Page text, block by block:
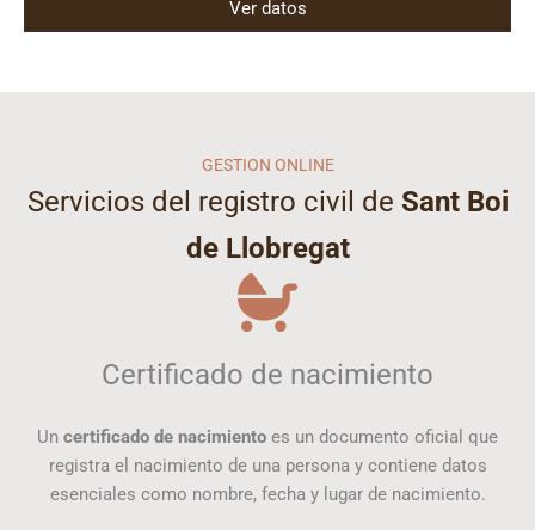
Ver datos
GESTION ONLINE
Servicios del registro civil de Sant Boi
de Llobregat
Certificado de nacimiento
Un certificado de nacimiento es un documento oficial que
registra el nacimiento de una persona y contiene datos
esenciales como nombre, fecha y lugar de nacimiento.